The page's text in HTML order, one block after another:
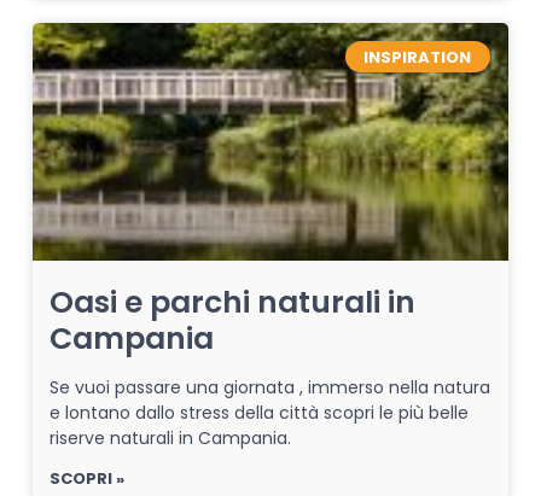
INSPIRATION
Oasi e parchi naturali in
Campania
Se vuoi passare una giornata , immerso nella natura
e lontano dallo stress della città scopri le più belle
riserve naturali in Campania.
SCOPRI »